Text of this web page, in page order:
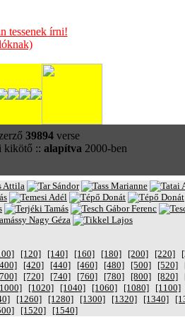
tessenek írni!
39894verse
kikötő :: alapítva 2000-ben
[120] [140] [160] [180] [200] [220]
[420] [440] [460] [480] [500] [520]
[720] [740] [760] [780] [800] [820]
[1020] [1040] [1060] [1080] [1100]
[1260] [1280] [1300] [1320] [1340]
[1520] [1540]